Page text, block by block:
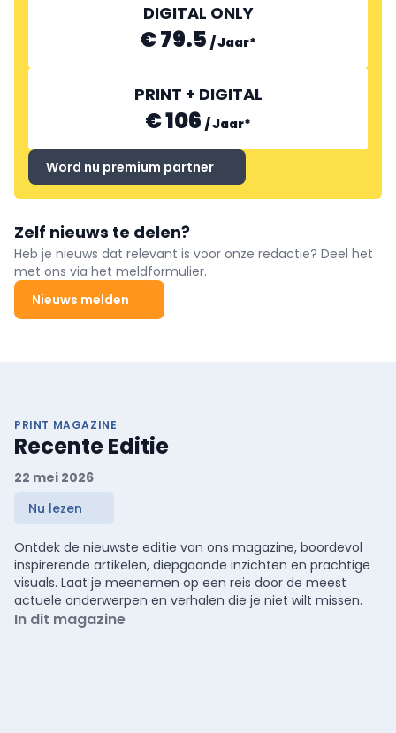
DIGITAL ONLY
€ 79.5 /Jaar*
PRINT + DIGITAL
€ 106 /Jaar*
Word nu premium partner
Zelf nieuws te delen?
Heb je nieuws dat relevant is voor onze redactie? Deel het
met ons via het meldformulier.
Nieuws melden
PRINT MAGAZINE
Recente Editie
22 mei 2026
Nu lezen
Ontdek de nieuwste editie van ons magazine, boordevol
inspirerende artikelen, diepgaande inzichten en prachtige
visuals. Laat je meenemen op een reis door de meest
actuele onderwerpen en verhalen die je niet wilt missen.
In dit magazine